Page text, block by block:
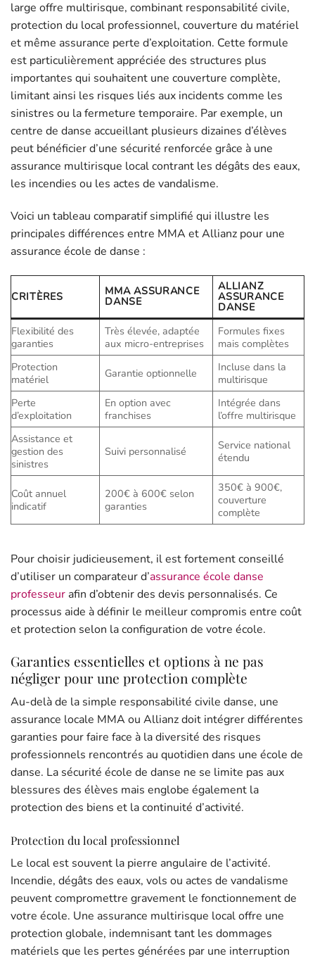
large offre multirisque, combinant responsabilité civile,
protection du local professionnel, couverture du matériel
et même assurance perte d’exploitation. Cette formule
est particulièrement appréciée des structures plus
importantes qui souhaitent une couverture complète,
limitant ainsi les risques liés aux incidents comme les
sinistres ou la fermeture temporaire. Par exemple, un
centre de danse accueillant plusieurs dizaines d’élèves
peut bénéficier d’une sécurité renforcée grâce à une
assurance multirisque local contrant les dégâts des eaux,
les incendies ou les actes de vandalisme.
Voici un tableau comparatif simplifié qui illustre les
principales différences entre MMA et Allianz pour une
assurance école de danse :
CRITÈRES MMA ASSURANCE
DANSE
ALLIANZ
ASSURANCE
DANSE
Flexibilité des
garanties
Très élevée, adaptée
aux micro-entreprises
Formules fixes
mais complètes
Protection
matériel
Garantie optionnelle
Incluse dans la
multirisque
Perte
d’exploitation
En option avec
franchises
Intégrée dans
l’offre multirisque
Assistance et
gestion des
sinistres
Suivi personnalisé
Service national
étendu
Coût annuel
indicatif
200€ à 600€ selon
garanties
350€ à 900€,
couverture
complète
Pour choisir judicieusement, il est fortement conseillé
d’utiliser un comparateur d’assurance école danse
professeur afin d’obtenir des devis personnalisés. Ce
processus aide à définir le meilleur compromis entre coût
et protection selon la configuration de votre école.
Garanties essentielles et options à ne pas
négliger pour une protection complète
Au-delà de la simple responsabilité civile danse, une
assurance locale MMA ou Allianz doit intégrer différentes
garanties pour faire face à la diversité des risques
professionnels rencontrés au quotidien dans une école de
danse. La sécurité école de danse ne se limite pas aux
blessures des élèves mais englobe également la
protection des biens et la continuité d’activité.
Protection du local professionnel
Le local est souvent la pierre angulaire de l’activité.
Incendie, dégâts des eaux, vols ou actes de vandalisme
peuvent compromettre gravement le fonctionnement de
votre école. Une assurance multirisque local offre une
protection globale, indemnisant tant les dommages
matériels que les pertes générées par une interruption